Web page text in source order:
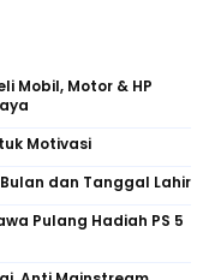
Mobil, Motor & HP
Motivasi
dan Tanggal Lahir
Pulang Hadiah PS 5